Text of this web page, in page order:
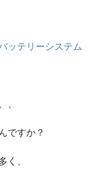
ッテリーシステム
、
ですか？
く、